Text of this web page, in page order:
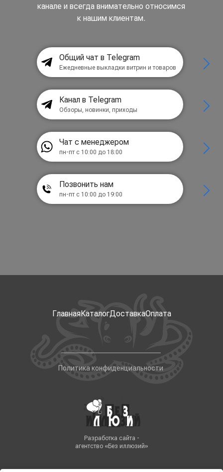
канале и всегда внимательно относимся
к нашим клиентам.
Общий чат в Telegram
Ежедневные выкладки витрин и товаров
Канал в Telegram
Обзоры, новинки, приходы
Чат с менеджером
пн-пт с 10:00 до 18:00
Позвонить нам
пн-пт с 10:00 до 19:00
ГлавнаяКаталогДоставкаОплата
Политика конфиденциальности
Разработка сайта -
агентство «Без иллюзий»